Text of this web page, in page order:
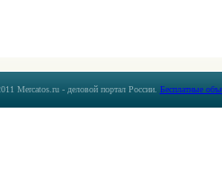
Mercatos.ru - деловой портал России. Бесплатные